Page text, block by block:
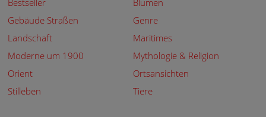
Bestseller
Blumen
Gebäude Straßen
Genre
Landschaft
Maritimes
Moderne um 1900
Mythologie & Religion
Orient
Ortsansichten
Stilleben
Tiere